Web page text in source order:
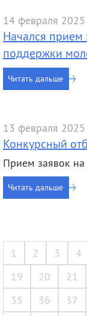
14 февраля 2025
Начался прием
поддержки
Читать дальше
13 февраля 2025
Конкурсный
Прием заявок на
Читать дальше
1 2 3 4
19
20 21
35
36 37